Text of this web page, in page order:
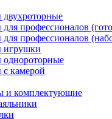
двухроторные
для профессионалов
для профессионалов
игрушки
однороторные
с камерой
и комплектующие